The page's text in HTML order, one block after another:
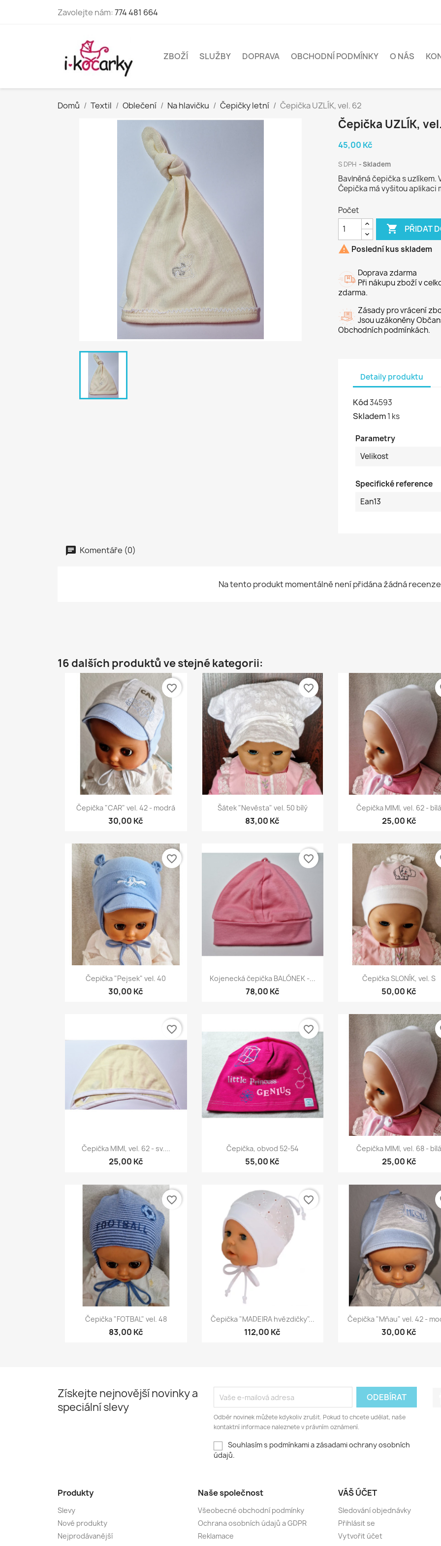
Zavolejte nám:774 481 664
ZBOŽÍ SLUŽBY DOPRAVA OBCHODNÍ PODMÍNKY O NÁS
Domů Textil Oblečení Na hlavičku Čepičky letní Čepička UZLÍK, vel. 62
Čepička UZLÍK,
45,00 Kč
S DPH Skladem
Bavlněná čepička s uzlíkem.
Čepička má vyšitou aplikaci
Počet
 PŘIDAT
 Poslední kus skladem
Doprava zdarma
Při nákupu zboží v
zdarma.
Zásady pro vrácení
Jsou uzákoněny
Obchodních podmínkách.
Detaily produktu
Kód34593
Skladem1 ks
Parametry
Velikost
Specifické reference
Ean13
Komentáře (0)
Na tento produkt momentálně není přidána žádná
16 dalších produktů ve stejné kategorii:
Rychlý náhled
Čepička "CAR" vel. 42 - modrá
30,00 Kč
favorite_border
Rychlý náhled
Šátek "Nevěsta" vel. 50 bílý
83,00 Kč
favorite_border
Rychlý náhled
Čepička MIMI, vel. 62 - bílá
25,00 Kč
Rychlý náhled
Čepička "Pejsek" vel. 40
30,00 Kč
favorite_border
Rychlý náhled
Kojenecká čepička BALÓNEK -...
78,00 Kč
favorite_border
Rychlý náhled
Čepička SLONÍK, vel. S
50,00 Kč
Rychlý náhled
Čepička MIMI, vel. 62 - sv....
25,00 Kč
favorite_border
Rychlý náhled
Čepička, obvod 52-54
55,00 Kč
favorite_border
Rychlý náhled
Čepička MIMI, vel. 68 - bílá
25,00 Kč
Rychlý náhled
Čepička "FOTBAL" vel. 48
83,00 Kč
favorite_border
Rychlý náhled
Čepička "MADEIRA hvězdičky"...
112,00 Kč
favorite_border
Rychlý náhled
Čepička "Mňau" vel. 42 -
30,00 Kč
Získejte nejnovější novinky a
speciální slevy
Odběr novinek můžete kdykoliv zrušit. Pokud to chcete udělat, naše
kontaktní informace naleznete v právním oznámení.
Souhlasím s podmínkami a zásadami ochrany osobních
údajů.
Produkty
Slevy
Nové produkty
Nejprodávanější
Naše společnost
Všeobecné obchodní podmínky
Ochrana osobních údajů a GDPR
Reklamace
VÁŠ ÚČET
Sledování objednávky
Přihlásit se
Vytvořit účet